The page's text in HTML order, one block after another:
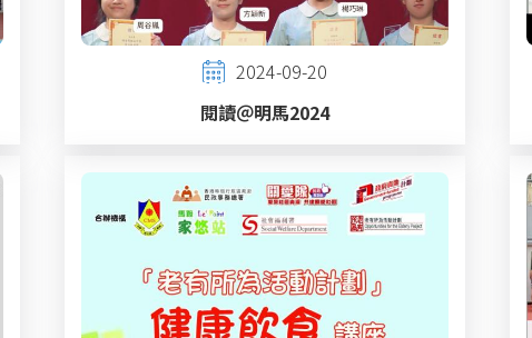
2024-09-20
閱讀＠明馬2024